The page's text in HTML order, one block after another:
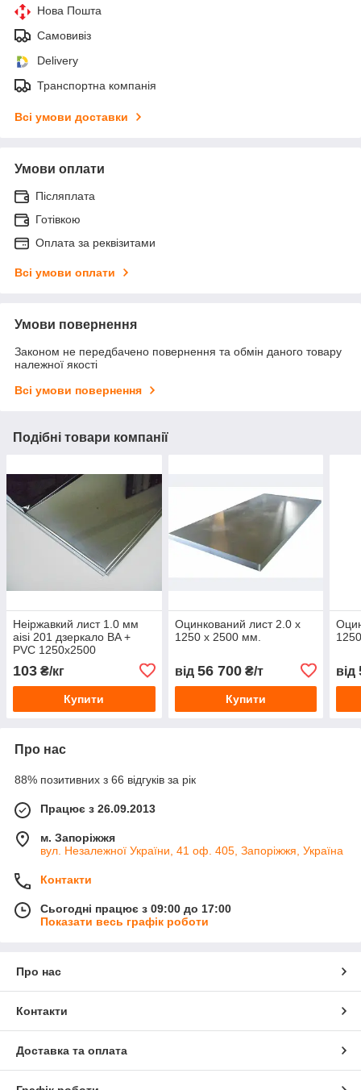
Нова Пошта
Самовивіз
Delivery
Транспортна компанія
Всі умови доставки
Умови оплати
Післяплата
Готівкою
Оплата за реквізитами
Всі умови оплати
Умови повернення
Законом не передбачено повернення та обмін даного товару
належної якості
Всі умови повернення
Подібні товари компанії
Неіржавкий лист 1.0 мм
aisi 201 дзеркало BA +
PVC 1250х2500
103 ₴/кг
Купити
Оцинкований лист 2.0 х
1250 х 2500 мм.
від 56 700₴/т
Купити
від
Про нас
88% позитивних з 66 відгуків за рік
Працює з 26.09.2013
м. Запоріжжя
вул. Незалежної України, 41 оф. 405, Запоріжжя, Україна
Контакти
Сьогодні працює з 09:00 до 17:00
Показати весь графік роботи
Про нас
Контакти
Доставка та оплата